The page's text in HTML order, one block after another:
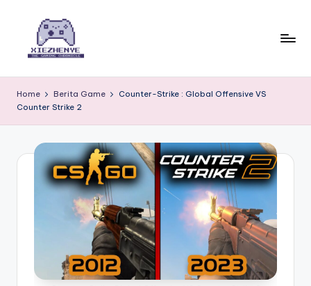
content
h
e
game
ulasan
mendalam,
preview
semua
Home Berita Game
Counter-Strike : Global Offensive VS
Counter Strike 2